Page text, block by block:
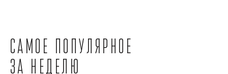
Самое популярное
за неделю